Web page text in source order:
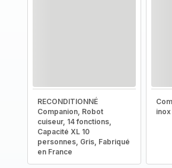
RECONDITIONNÉ
Companion, Robot
cuiseur, 14 fonctions,
Capacité XL 10
personnes, Gris, Fabriqué
en France
inox